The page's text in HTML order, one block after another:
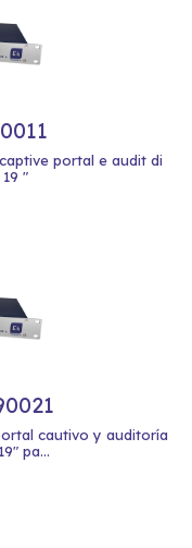
portal e audit di
"
cautivo y auditoría
pa...